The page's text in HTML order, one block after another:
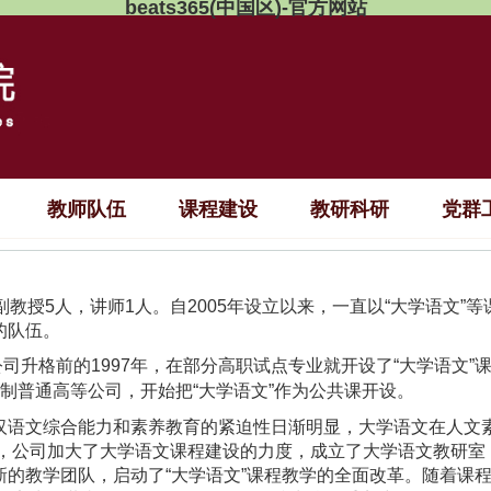
beats365(中国区)-官方网站
教师队伍 课程建设 教研科研 党群
授5人，讲师1人。自2005年设立以来，一直以“大学语文”等
伍。
升格前的1997年，在部分高职试点专业就开设了“大学语文”
通高等公司，开始把“大学语文”作为公共课开设。
文综合能力和素养教育的紧迫性日渐明显，大学语文在人文
司加大了大学语文课程建设的力度，成立了大学语文教研室
教学团队，启动了“大学语文”课程教学的全面改革。随着课